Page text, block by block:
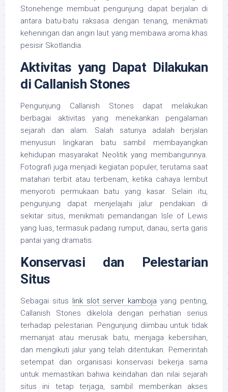
Stonehenge membuat pengunjung dapat berjalan di
antara batu-batu raksasa dengan tenang, menikmati
keheningan dan angin laut yang membawa aroma khas
pesisir Skotlandia.
Aktivitas yang Dapat Dilakukan
di Callanish Stones
Pengunjung Callanish Stones dapat melakukan
berbagai aktivitas yang menekankan pengalaman
sejarah dan alam. Salah satunya adalah berjalan
menyusuri lingkaran batu sambil membayangkan
kehidupan masyarakat Neolitik yang membangunnya.
Fotografi juga menjadi kegiatan populer, terutama saat
matahari terbit atau terbenam, ketika cahaya lembut
menyoroti permukaan batu yang kasar. Selain itu,
pengunjung dapat menjelajahi jalur pendakian di
sekitar situs, menikmati pemandangan Isle of Lewis
yang luas, termasuk padang rumput, danau, serta garis
pantai yang dramatis.
Konservasi dan Pelestarian
Situs
Sebagai situs link slot server kamboja yang penting,
Callanish Stones dikelola dengan perhatian serius
terhadap pelestarian. Pengunjung diimbau untuk tidak
memanjat atau merusak batu, menjaga kebersihan,
dan mengikuti jalur yang telah ditentukan. Pemerintah
setempat dan organisasi konservasi bekerja sama
untuk memastikan bahwa keindahan dan nilai sejarah
situs ini tetap terjaga, sambil memberikan akses